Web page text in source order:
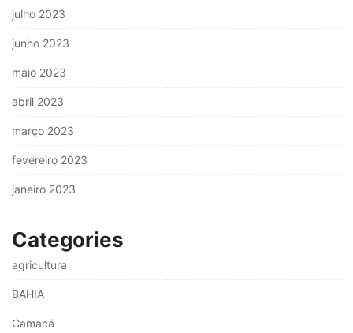
julho 2023
junho 2023
maio 2023
abril 2023
março 2023
fevereiro 2023
janeiro 2023
Categories
agricultura
BAHIA
Camacã